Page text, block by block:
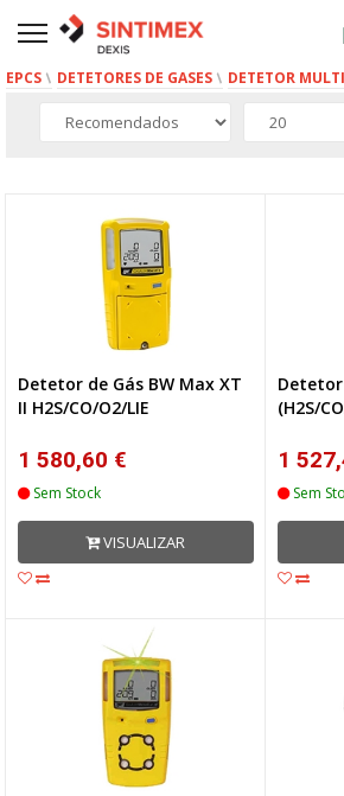
EPCS DETETORES DE GASES DETETOR
Detetor de Gás BW Max XT
II H2S/CO/O2/LIE
1 580,60 €
Sem Stock
VISUALIZAR
(H2S/
1
Sem